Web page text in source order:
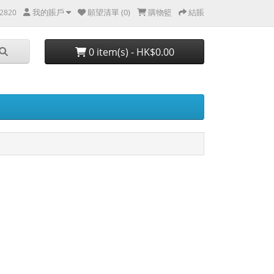
我的賬戶 願望清單 (0) 購物籃 結賬
0 item(s) - HK$0.00